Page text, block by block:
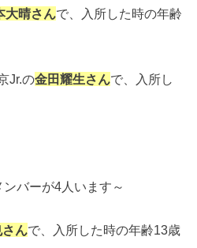
大晴さんで、入所した時の年齢
Jr.の金田耀生さんで、入所し
バーが4人います～
んで、入所した時の年齢13歳